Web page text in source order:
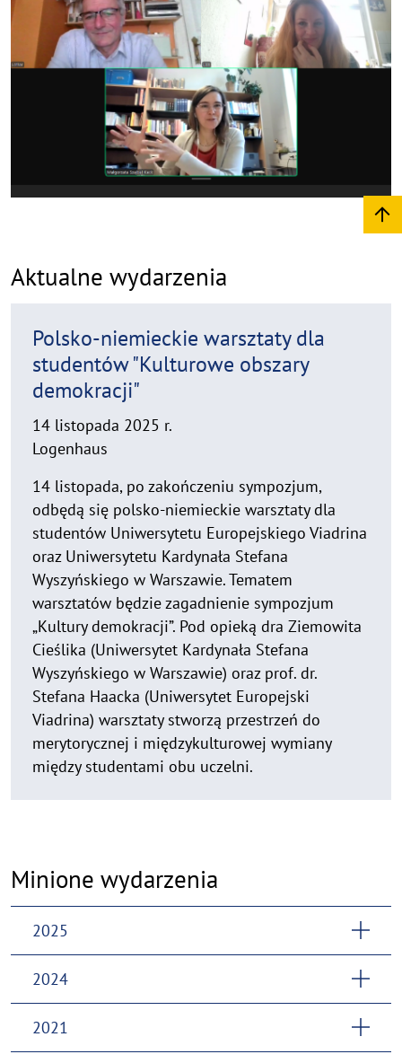
Aktualne wydarzenia
Polsko-niemieckie warsztaty dla
studentów "Kulturowe obszary
demokracji"
14 listopada 2025 r.
Logenhaus
14 listopada, po zakończeniu sympozjum,
odbędą się polsko-niemieckie warsztaty dla
studentów Uniwersytetu Europejskiego Viadrina
oraz Uniwersytetu Kardynała Stefana
Wyszyńskiego w Warszawie. Tematem
warsztatów będzie zagadnienie sympozjum
„Kultury demokracji”. Pod opieką dra Ziemowita
Cieślika (Uniwersytet Kardynała Stefana
Wyszyńskiego w Warszawie) oraz prof. dr.
Stefana Haacka (Uniwersytet Europejski
Viadrina) warsztaty stworzą przestrzeń do
merytorycznej i międzykulturowej wymiany
między studentami obu uczelni.
Minione wydarzenia
2025
2024
2021